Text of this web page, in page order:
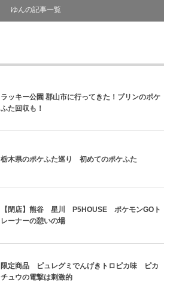
ゆんの記事一覧
ラッキー公園 郡山市に行ってきた！プリンのポケ
ふた回収も！
栃木県のポケふた巡り 初めてのポケふた
【閉店】熊谷 星川 P5HOUSE ポケモンGOト
レーナーの憩いの場
限定商品 ピュレグミでんげきトロピカ味 ピカ
チュウの電撃は刺激的